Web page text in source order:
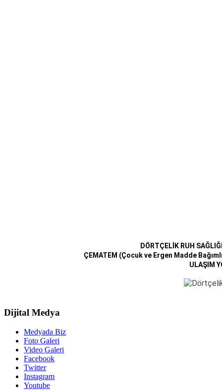
DÖRTÇELİK RUH
ÇEMATEM (Çocuk ve Ergen Madde
ULAŞIM
Dijital Medya
Medyada Biz
Foto Galeri
Video Galeri
Facebook
Twitter
Instagram
Youtube